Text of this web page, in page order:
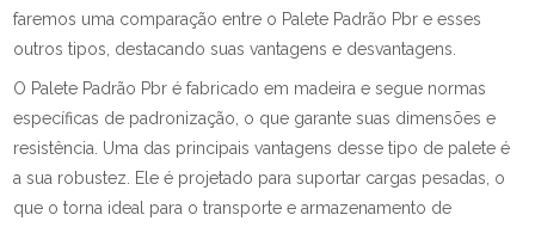
faremos uma comparação entre o Palete Padrão Pbr e esses
outros tipos, destacando suas vantagens e desvantagens.
O Palete Padrão Pbr é fabricado em madeira e segue normas
específicas de padronização, o que garante suas dimensões e
resistência. Uma das principais vantagens desse tipo de palete é
a sua robustez. Ele é projetado para suportar cargas pesadas, o
que o torna ideal para o transporte e armazenamento de